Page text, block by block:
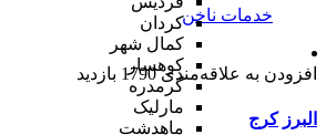
کردان
کمال شهر
کوهسار
گرمدره
مارلیک
ماهدشت
خدمات ناخن
افزودن به علاقه‌مندی 1790 بازدید
البرز کرج